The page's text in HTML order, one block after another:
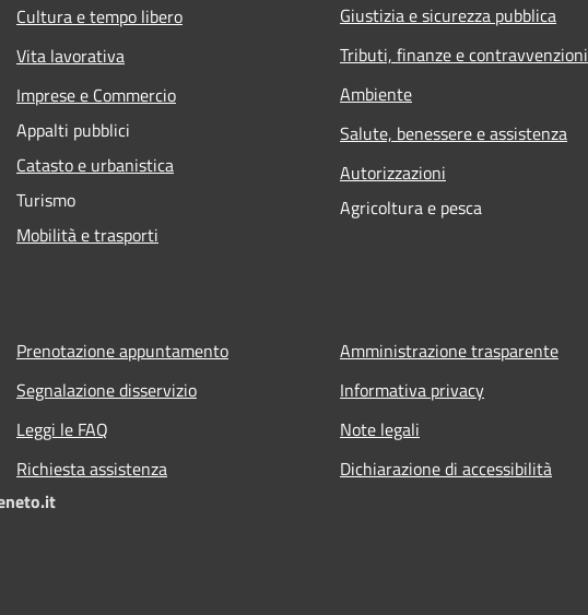
Cultura e tempo libero
Vita lavorativa
Imprese e Commercio
Appalti pubblici
Catasto e urbanistica
Turismo
Mobilità e trasporti
Giustizia e sicurezza pubblica
Tributi, finanze e contravvenzioni
Ambiente
Salute, benessere e assistenza
Autorizzazioni
Agricoltura e pesca
Prenotazione appuntamento
Segnalazione disservizio
Leggi le FAQ
Richiesta assistenza
Amministrazione trasparente
Informativa privacy
Note legali
Dichiarazione di accessibilità